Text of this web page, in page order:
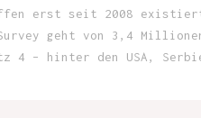
erst seit 2008
Survey geht von 3,4
4 – hinter den USA,